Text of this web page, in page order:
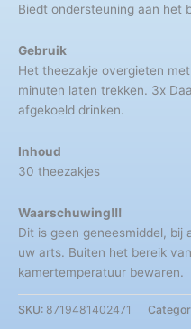
Biedt ondersteuning aan het
Gebruik
Het theezakje overgieten
minuten laten trekken. 3x
afgekoeld drinken.
Inhoud
30 theezakjes
Waarschuwing!!!
Dit is geen geneesmiddel, bij
uw arts. Buiten het bereik
kamertemperatuur bewaren.
SKU: 8719481402471